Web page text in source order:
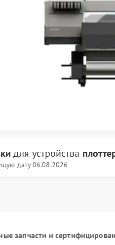
для устройства
дату 06.08.2026
запчасти и